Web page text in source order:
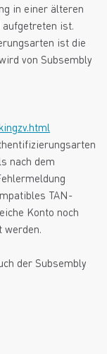
in einer älteren
aufgetreten ist.
ist die
von Subsembly
nach dem
TAN-
Konto noch
werden.
der Subsembly